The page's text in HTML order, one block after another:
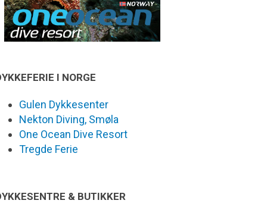
I NORGE
Gulen Dykkesenter
Nekton Diving, Smøla
One Ocean Dive Resort
Tregde Ferie
& BUTIKKER